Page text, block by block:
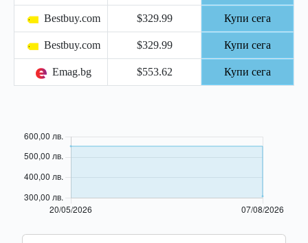
Bestbuy.com $329.99 Купи сега
Bestbuy.com $329.99 Купи сега
Emag.bg $553.62 Купи сега